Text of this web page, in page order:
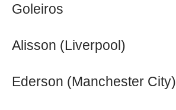
Goleiros
Alisson (Liverpool)
Ederson (Manchester City)